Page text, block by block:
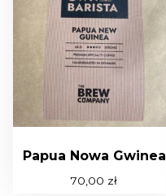
Papua Nowa Gwinea
70,00 zł